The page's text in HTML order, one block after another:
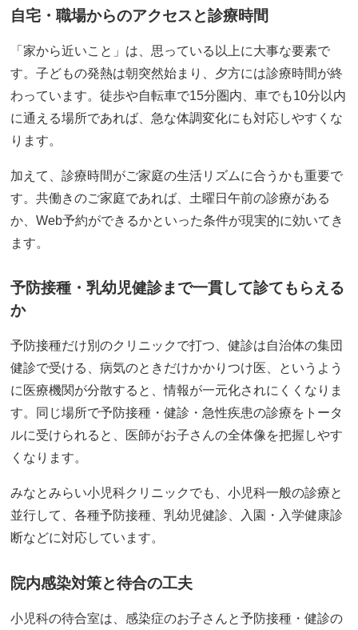
自宅・職場からのアクセスと診療時間
「家から近いこと」は、思っている以上に大事な要素で
す。子どもの発熱は朝突然始まり、夕方には診療時間が終
わっています。徒歩や自転車で15分圏内、車でも10分以内
に通える場所であれば、急な体調変化にも対応しやすくな
ります。
加えて、診療時間がご家庭の生活リズムに合うかも重要で
す。共働きのご家庭であれば、土曜日午前の診療がある
か、Web予約ができるかといった条件が現実的に効いてき
ます。
予防接種・乳幼児健診まで一貫して診てもらえる
か
予防接種だけ別のクリニックで打つ、健診は自治体の集団
健診で受ける、病気のときだけかかりつけ医、というよう
に医療機関が分散すると、情報が一元化されにくくなりま
す。同じ場所で予防接種・健診・急性疾患の診療をトータ
ルに受けられると、医師がお子さんの全体像を把握しやす
くなります。
みなとみらい小児科クリニックでも、小児科一般の診療と
並行して、各種予防接種、乳幼児健診、入園・入学健康診
断などに対応しています。
院内感染対策と待合の工夫
小児科の待合室は、感染症のお子さんと予防接種・健診の